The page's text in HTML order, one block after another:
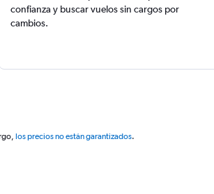
confianza y buscar vuelos sin cargos por
cambios.
los precios no están garantizados.